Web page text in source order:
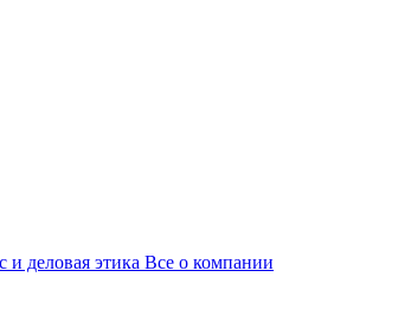
и деловая этика Все о компании